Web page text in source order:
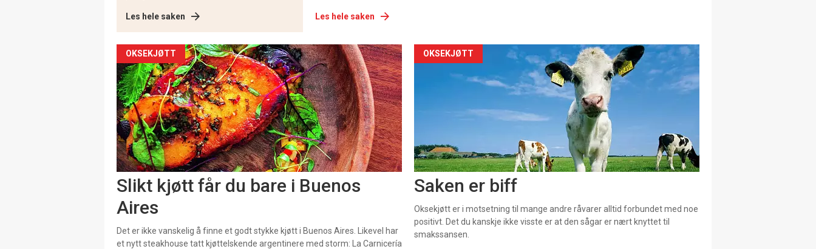
Les hele saken
OKSEKJØTT
Slikt kjøtt får du bare i Buenos
Aires
Det er ikke vanskelig å finne et godt stykke kjøtt i Buenos Aires. Likevel har
et nytt steakhouse tatt kjøttelskende argentinere med storm: La Carnicería
OKSEKJØTT
Saken er biff
Oksekjøtt er i motsetning til mange andre råvarer alltid forbundet med noe
positivt. Det du kanskje ikke visste er at den sågar er nært knyttet til
smakssansen.
Les hele saken